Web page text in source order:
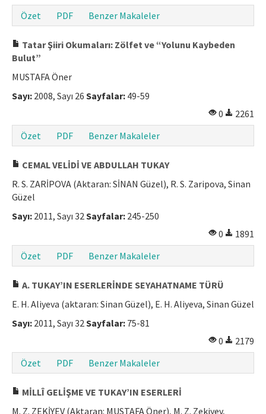
Özet
PDF Benzer Makaleler
Tatar Şiiri Okumaları: Zölfet ve “Yolunu Kaybeden
Bulut”
MUSTAFA Öner
Sayı: 2008, Sayı 26 Sayfalar: 49-59
0
2261
Özet
PDF Benzer Makaleler
CEMAL VELİDİ VE ABDULLAH TUKAY
R. S. ZARİPOVA (Aktaran: SİNAN Güzel), R. S. Zaripova, Sinan
Güzel
Sayı: 2011, Sayı 32 Sayfalar: 245-250
0
1891
Özet
PDF Benzer Makaleler
A. TUKAY’IN ESERLERİNDE SEYAHATNAME TÜRÜ
E. H. Aliyeva (aktaran: Sinan Güzel), E. H. Aliyeva, Sinan Güzel
Sayı: 2011, Sayı 32 Sayfalar: 75-81
0
2179
Özet
PDF Benzer Makaleler
MİLLÎ GELİŞME VE TUKAY’IN ESERLERİ
M. Z. ZEKİYEV (Aktaran: MUSTAFA Öner), M. Z. Zekiyev,